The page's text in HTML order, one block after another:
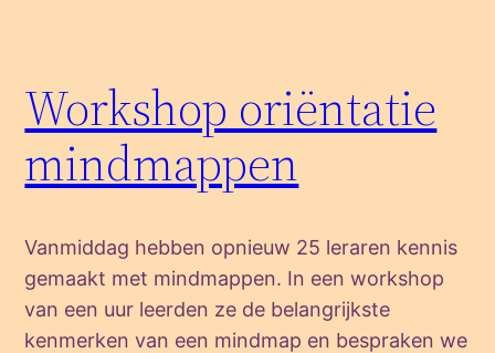
Workshop oriëntatie
mindmappen
Vanmiddag hebben opnieuw 25 leraren kennis
gemaakt met mindmappen. In een workshop
van een uur leerden ze de belangrijkste
kenmerken van een mindmap en bespraken we